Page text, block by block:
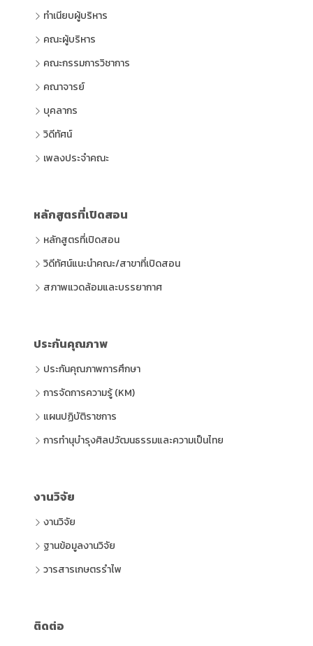
ทำเนียบผู้บริหาร
คณะผู้บริหาร
คณะกรรมการวิชาการ
คณาจารย์
บุคลากร
วิดีทัศน์
เพลงประจำคณะ
หลักสูตรที่เปิดสอน
หลักสูตรที่เปิดสอน
วิดีทัศน์แนะนำคณะ/สาขาที่เปิดสอน
สภาพแวดล้อมและบรรยากาศ
ประกันคุณภาพ
ประกันคุณภาพการศึกษา
การจัดการความรู้ (KM)
แผนปฏิบัติราชการ
การทำนุบำรุงศิลปวัฒนธรรมและความเป็นไทย
งานวิจัย
งานวิจัย
ฐานข้อมูลงานวิจัย
วารสารเกษตรรำไพ
ติดต่อ